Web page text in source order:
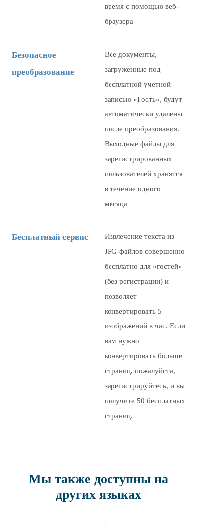
время с помощью веб-
браузера
Безопасное
преобразование
Все документы,
загруженные под
бесплатной учетной
записью «Гость», будут
автоматически удалены
после преобразования.
Выходные файлы для
зарегистрированных
пользователей хранятся
в течение одного
месяца
Бесплатный сервис
Извлечение текста из
JPG-файлов совершенно
бесплатно для «гостей»
(без регистрации) и
позволяет
конвертировать 5
изображений в час. Если
вам нужно
конвертировать больше
страниц, пожалуйста,
зарегистрируйтесь, и вы
получите 50 бесплатных
страниц.
Мы также доступны на
других языках